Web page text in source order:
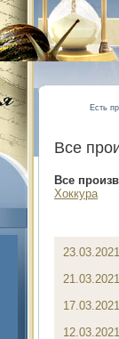
Есть
Все
Все
Хоккура